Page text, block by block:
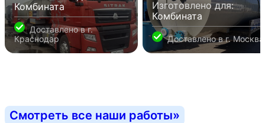
Комбината
Доставлено вг.
Краснодар
Изготовлено для:
Комбината
Доставлено вг. Москва
Смотреть все наши работы»